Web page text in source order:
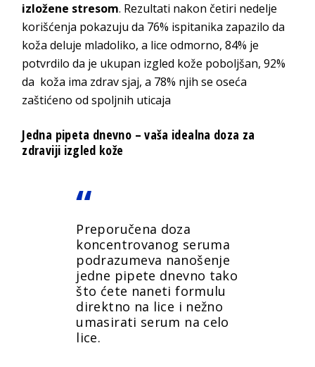
izložene stresom. Rezultati nakon četiri nedelje
korišćenja pokazuju da 76% ispitanika zapazilo da
koža deluje mladoliko, a lice odmorno, 84% je
potvrdilo da je ukupan izgled kože poboljšan, 92%
da koža ima zdrav sjaj, a 78% njih se oseća
zaštićeno od spoljnih uticaja
Jedna pipeta dnevno – vaša idealna doza za
zdraviji izgled kože
Preporučena doza
koncentrovanog seruma
podrazumeva nanošenje
jedne pipete dnevno tako
što ćete naneti formulu
direktno na lice i nežno
umasirati serum na celo
lice.